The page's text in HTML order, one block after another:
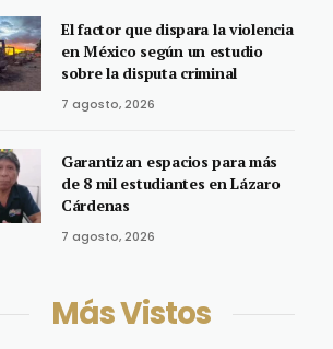
El factor que dispara la violencia
en México según un estudio
sobre la disputa criminal
7 agosto, 2026
Garantizan espacios para más
de 8 mil estudiantes en Lázaro
Cárdenas
7 agosto, 2026
Más Vistos